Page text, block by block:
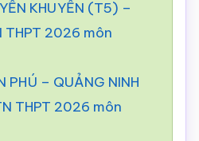
KHUYẾN (T5) –
THPT 2026 môn
PHÚ – QUẢNG NINH
THPT 2026 môn